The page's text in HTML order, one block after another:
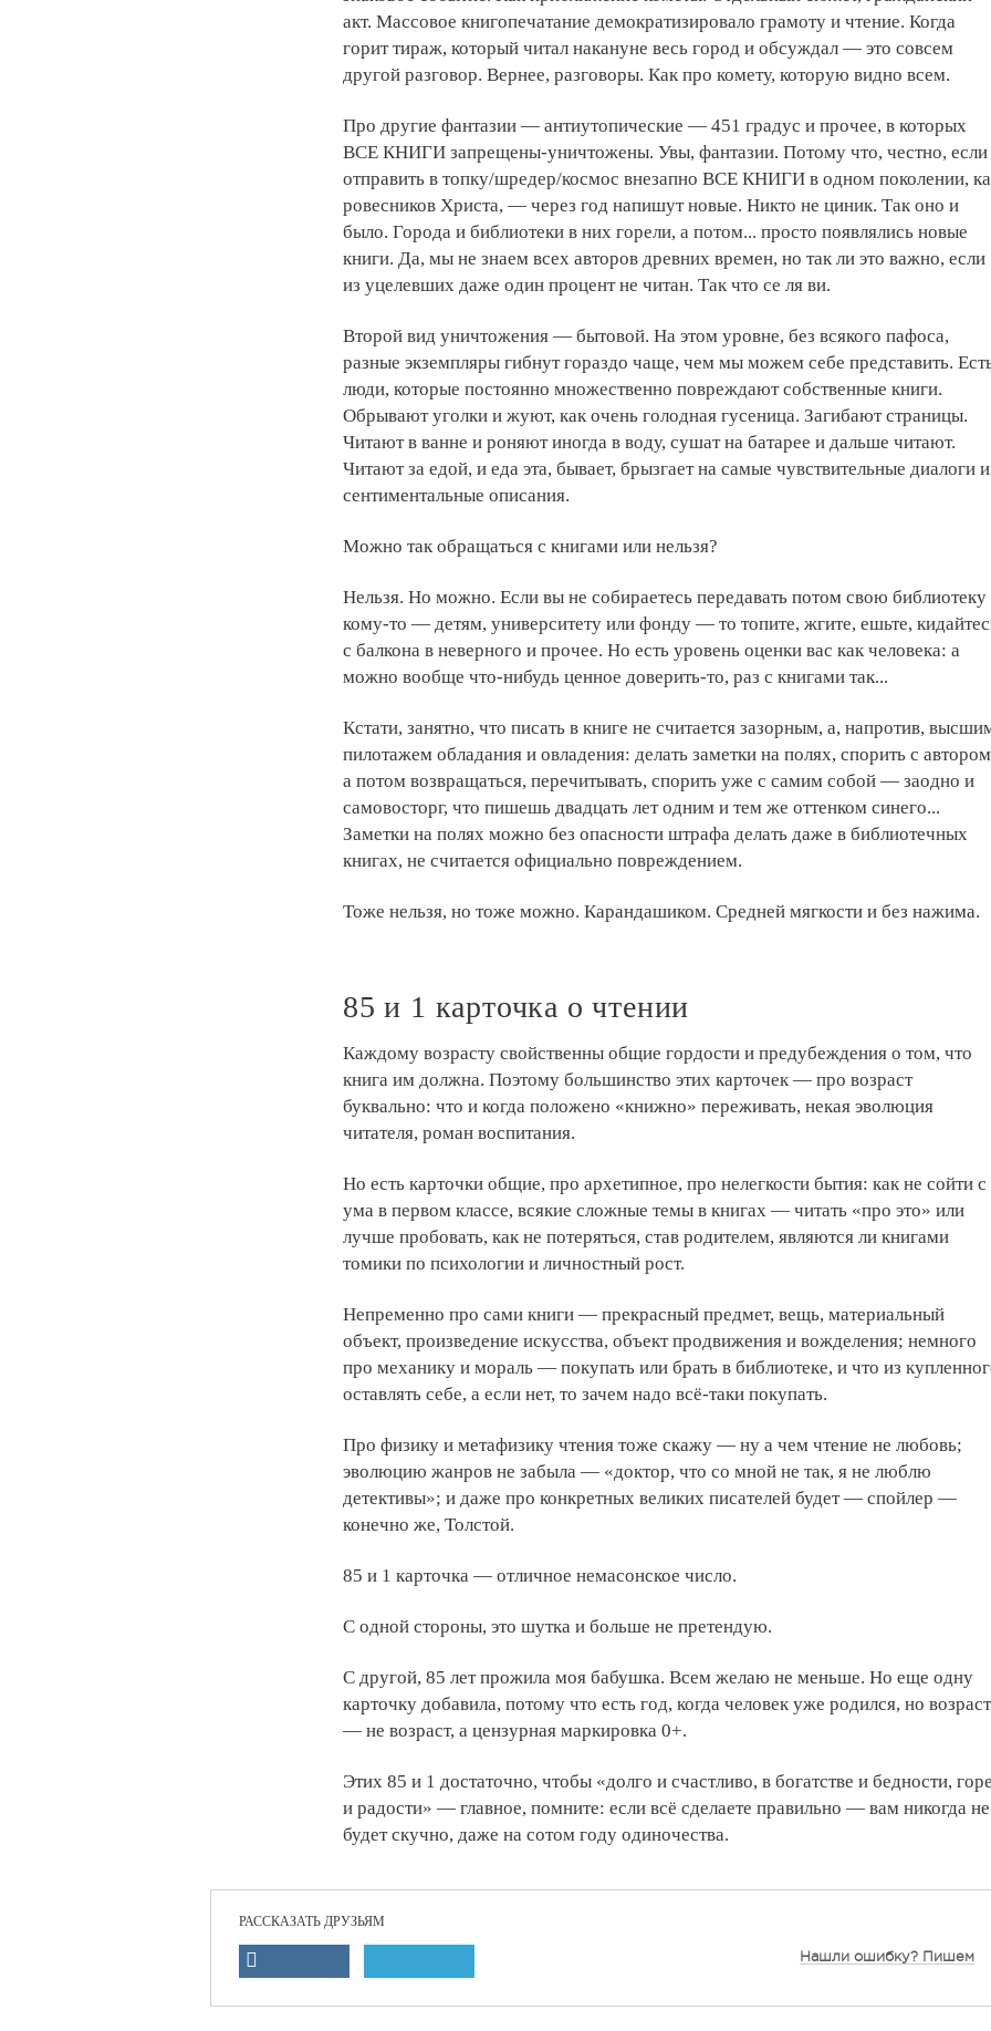
акт. Массовое книгопечатание демократизировало грамоту и чтение. Когда
горит тираж, который читал накануне весь город и обсуждал — это совсем
другой разговор. Вернее, разговоры. Как про комету, которую видно всем.
Про другие фантазии — антиутопические — 451 градус и прочее, в которых
ВСЕ КНИГИ запрещены-уничтожены. Увы, фантазии. Потому что, честно, если
отправить в топку/шредер/космос внезапно ВСЕ КНИГИ в одном поколении,
ровесников Христа, — через год напишут новые. Никто не циник. Так оно и
было. Города и библиотеки в них горели, а потом... просто появлялись новые
книги. Да, мы не знаем всех авторов древних времен, но так ли это важно, если
из уцелевших даже один процент не читан. Так что се ля ви.
Второй вид уничтожения — бытовой. На этом уровне, без всякого пафоса,
разные экземпляры гибнут гораздо чаще, чем мы можем себе представить.
люди, которые постоянно множественно повреждают собственные книги.
Обрывают уголки и жуют, как очень голодная гусеница. Загибают страницы.
Читают в ванне и роняют иногда в воду, сушат на батарее и дальше читают.
Читают за едой, и еда эта, бывает, брызгает на самые чувствительные диалоги и
сентиментальные описания.
Можно так обращаться с книгами или нельзя?
Нельзя. Но можно. Если вы не собираетесь передавать потом свою библиотеку
кому-то — детям, университету или фонду — то топите, жгите, ешьте,
с балкона в неверного и прочее. Но есть уровень оценки вас как человека: а
можно вообще что-нибудь ценное доверить-то, раз с книгами так...
Кстати, занятно, что писать в книге не считается зазорным, а, напротив,
пилотажем обладания и овладения: делать заметки на полях, спорить с
а потом возвращаться, перечитывать, спорить уже с самим собой — заодно и
самовосторг, что пишешь двадцать лет одним и тем же оттенком синего...
Заметки на полях можно без опасности штрафа делать даже в библиотечных
книгах, не считается официально повреждением.
Тоже нельзя, но тоже можно. Карандашиком. Средней мягкости и без нажима.
85 и 1 карточка о чтении
Каждому возрасту свойственны общие гордости и предубеждения о том, что
книга им должна. Поэтому большинство этих карточек — про возраст
буквально: что и когда положено «книжно» переживать, некая эволюция
читателя, роман воспитания.
Но есть карточки общие, про архетипное, про нелегкости бытия: как не сойти с
ума в первом классе, всякие сложные темы в книгах — читать «про это» или
лучше пробовать, как не потеряться, став родителем, являются ли книгами
томики по психологии и личностный рост.
Непременно про сами книги — прекрасный предмет, вещь, материальный
объект, произведение искусства, объект продвижения и вожделения; немного
про механику и мораль — покупать или брать в библиотеке, и что из
оставлять себе, а если нет, то зачем надо всё-таки покупать.
Про физику и метафизику чтения тоже скажу — ну а чем чтение не любовь;
эволюцию жанров не забыла — «доктор, что со мной не так, я не люблю
детективы»; и даже про конкретных великих писателей будет — спойлер —
конечно же, Толстой.
85 и 1 карточка — отличное немасонское число.
С одной стороны, это шутка и больше не претендую.
С другой, 85 лет прожила моя бабушка. Всем желаю не меньше. Но еще одну
карточку добавила, потому что есть год, когда человек уже родился, но возраст
— не возраст, а цензурная маркировка 0+.
Этих 85 и 1 достаточно, чтобы «долго и счастливо, в богатстве и бедности,
и радости» — главное, помните: если всё сделаете правильно — вам никогда не
будет скучно, даже на сотом году одиночества.
РАССКАЗАТЬ ДРУЗЬЯМ
Нашли ошибку? Пишем